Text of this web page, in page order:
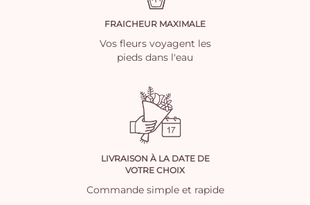
FRAICHEUR MAXIMALE
Vos fleurs voyagent les
pieds dans l'eau
LIVRAISON À LA DATE DE
VOTRE CHOIX
Commande simple et rapide